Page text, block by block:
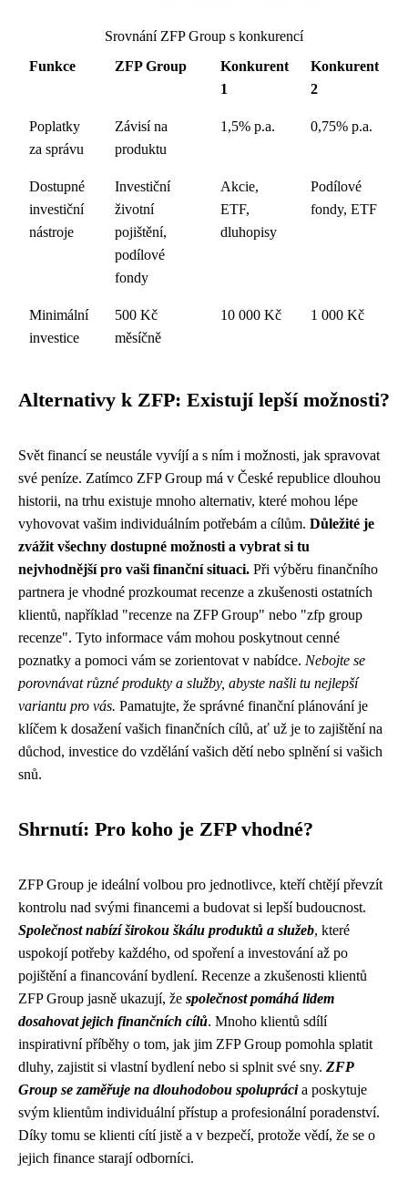
Srovnání ZFP Group s konkurencí
Funkce
ZFP Group
Konkurent
1
Konkurent
2
Poplatky
za správu
Závisí na
produktu
1,5% p.a. 0,75% p.a.
Dostupné
investiční
nástroje
Investiční
životní
pojištění,
podílové
fondy
Akcie,
ETF,
dluhopisy
Podílové
fondy, ETF
Minimální
investice
500 Kč
měsíčně
10 000 Kč 1 000 Kč
Alternativy k ZFP: Existují lepší možnosti?
Svět financí se neustále vyvíjí a s ním i možnosti, jak spravovat
své peníze. Zatímco ZFP Group má v České republice dlouhou
historii, na trhu existuje mnoho alternativ, které mohou lépe
vyhovovat vašim individuálním potřebám a cílům. Důležité je
zvážit všechny dostupné možnosti a vybrat si tu
nejvhodnější pro vaši finanční situaci. Při výběru finančního
partnera je vhodné prozkoumat recenze a zkušenosti ostatních
klientů, například "recenze na ZFP Group" nebo "zfp group
recenze". Tyto informace vám mohou poskytnout cenné
poznatky a pomoci vám se zorientovat v nabídce. Nebojte se
porovnávat různé produkty a služby, abyste našli tu nejlepší
variantu pro vás. Pamatujte, že správné finanční plánování je
klíčem k dosažení vašich finančních cílů, ať už je to zajištění na
důchod, investice do vzdělání vašich dětí nebo splnění si vašich
snů.
Shrnutí: Pro koho je ZFP vhodné?
ZFP Group je ideální volbou pro jednotlivce, kteří chtějí převzít
kontrolu nad svými financemi a budovat si lepší budoucnost.
Společnost nabízí širokou škálu produktů a služeb, které
uspokojí potřeby každého, od spoření a investování až po
pojištění a financování bydlení. Recenze a zkušenosti klientů
ZFP Group jasně ukazují, že společnost pomáhá lidem
dosahovat jejich finančních cílů. Mnoho klientů sdílí
inspirativní příběhy o tom, jak jim ZFP Group pomohla splatit
dluhy, zajistit si vlastní bydlení nebo si splnit své sny. ZFP
Group se zaměřuje na dlouhodobou spoluprácia poskytuje
svým klientům individuální přístup a profesionální poradenství.
Díky tomu se klienti cítí jistě a v bezpečí, protože vědí, že se o
jejich finance starají odborníci.